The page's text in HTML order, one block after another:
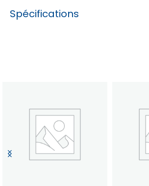
Spécifications